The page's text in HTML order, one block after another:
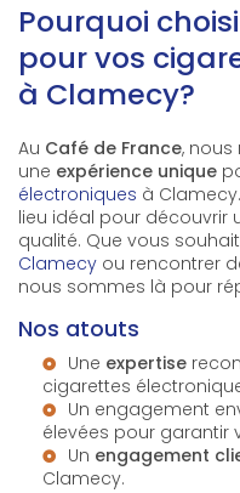
Pourquoi
pour vos
à Clamecy?
Au Café de France,
une expérience unique
électroniques à
lieu idéal pour découvrir
qualité. Que vous
Clamecy ou rencontrer
nous sommes là pour
Nos atouts
Une expertise
cigarettes
Un engagement
élevées pour garantir
Un engagement
Clamecy.